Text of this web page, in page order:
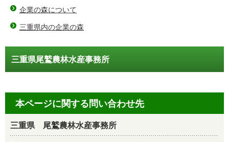
企業の森について
三重県内の企業の森
三重県尾鷲農林水産事務所
本ページに関する問い合わせ先
三重県 尾鷲農林水産事務所